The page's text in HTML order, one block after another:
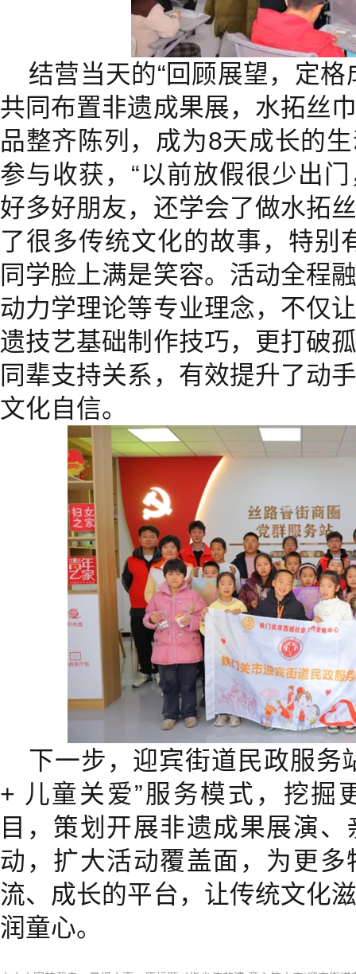
结营当天的“回顾展望，定
共同布置非遗成果展，水拓丝
品整齐陈列，成为8天成长的
参与收获，“以前放假很少出
好多好朋友，还学会了做水拓
了很多传统文化的故事，特别
同学脸上满是笑容。活动全程
动力学理论等专业理念，不仅
遗技艺基础制作技巧，更打破
同辈支持关系，有效提升了动
文化自信。
下一步，迎宾街道民政服务
+ 儿童关爱”服务模式，挖掘
目，策划开展非遗成果展演
动，扩大活动覆盖面，为更
流、成长的平台，让传统文化
润童心。